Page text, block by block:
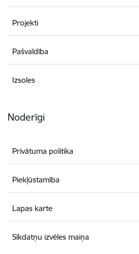
Projekti
Pašvaldība
Izsoles
Noderīgi
Privātuma politika
Piekļūstamība
Lapas karte
Sīkdatņu izvēles maiņa